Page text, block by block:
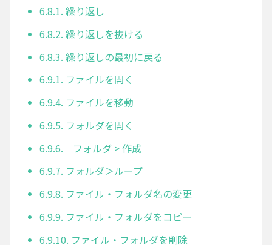
6.8.1. 繰り返し
6.8.2. 繰り返しを抜ける
6.8.3. 繰り返しの最初に戻る
6.9.1. ファイルを開く
6.9.4. ファイルを移動
6.9.5. フォルダを開く
6.9.6. フォルダ > 作成
6.9.7. フォルダ＞ループ
6.9.8. ファイル・フォルダ名の変更
6.9.9. ファイル・フォルダをコピー
6.9.10. ファイル・フォルダを削除